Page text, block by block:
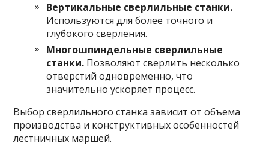
Вертикальные сверлильные станки.
Используются для более точного и
глубокого сверления.
Многошпиндельные сверлильные
станки. Позволяют сверлить несколько
отверстий одновременно, что
значительно ускоряет процесс.
Выбор сверлильного станка зависит от объема
производства и конструктивных особенностей
лестничных маршей.